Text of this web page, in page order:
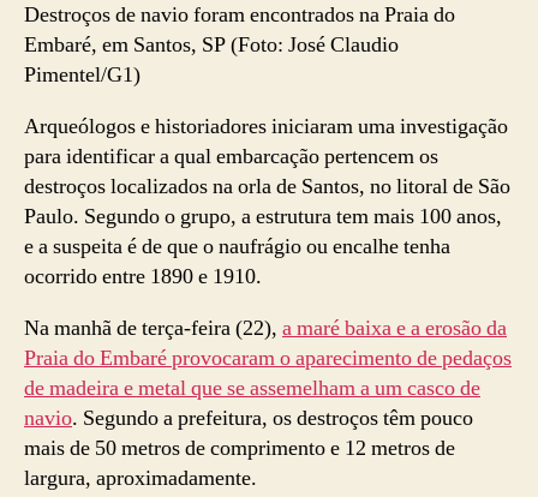
Destroços de navio foram encontrados na Praia do
Embaré, em Santos, SP (Foto: José Claudio
Pimentel/G1)
Arqueólogos e historiadores iniciaram uma investigação
para identificar a qual embarcação pertencem os
destroços localizados na orla de Santos, no litoral de São
Paulo. Segundo o grupo, a estrutura tem mais 100 anos,
e a suspeita é de que o naufrágio ou encalhe tenha
ocorrido entre 1890 e 1910.
Na manhã de terça-feira (22), a maré baixa e a erosão da
Praia do Embaré provocaram o aparecimento de pedaços
de madeira e metal que se assemelham a um casco de
navio. Segundo a prefeitura, os destroços têm pouco
mais de 50 metros de comprimento e 12 metros de
largura, aproximadamente.